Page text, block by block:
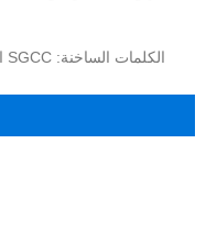
الكلمات الساخنة: SGCC الساخنة مغمورة الشريط الفولاذ المجلفن